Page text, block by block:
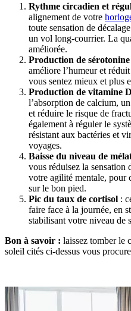
Rythme circadien et
alignement de votre
toute sensation de
un vol long-courrier. La
améliorée.
Production de sérotonine
améliore l’humeur et
vous sentez mieux et plus
Production de vitamine
l’absorption de calcium,
et réduire le risque de
également à réguler le
résistant aux bactéries et
voyages.
Baisse du niveau de
vous réduisez la sensation
votre agilité mentale, pour
sur le bon pied.
Pic du taux de cortisol :
faire face à la journée, en
stabilisant votre niveau de
Bon à savoir : laissez tomber le
soleil cités ci-dessus vous